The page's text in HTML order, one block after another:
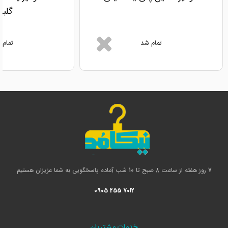
تمام شد
7 روز هفته از ساعت 8 صبح تا 10 شب آماده پاسخگویی به شما عزیزان هستیم
0905 255 7012